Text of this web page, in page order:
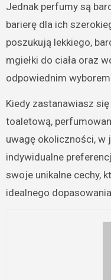
Jednak perfumy są
barierę dla ich
poszukują lekkiego,
mgiełki do ciała oraz
odpowiednim
Kiedy zastanawiasz
toaletową,
uwagę okoliczności, w
indywidualne
swoje unikalne cechy,
idealnego